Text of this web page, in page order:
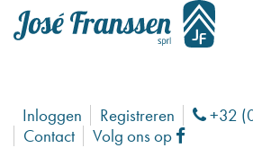
Inloggen Registreren Phone
+32
Contact
Volg ons op Facebook